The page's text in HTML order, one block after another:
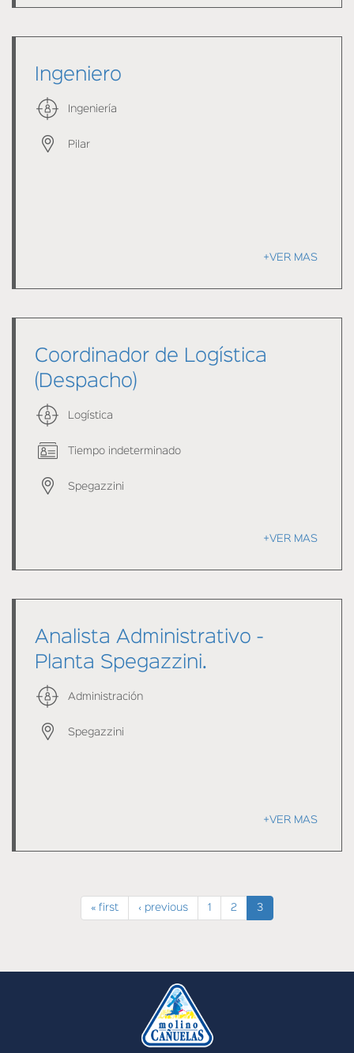
Ingeniero
Ingeniería
Pilar
+VER MAS
Coordinador de Logística
(Despacho)
Logística
Tiempo indeterminado
Spegazzini
+VER MAS
Analista Administrativo -
Planta Spegazzini.
Administración
Spegazzini
+VER MAS
« first ‹ previous 1 2 3